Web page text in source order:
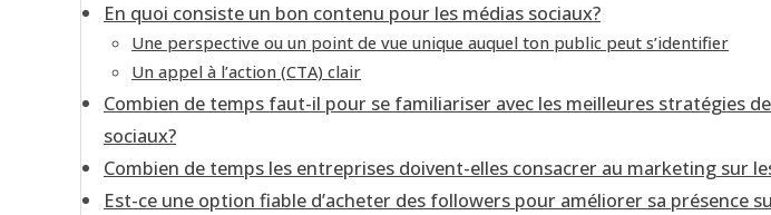
En quoi consiste un bon contenu pour les médias sociaux?
Une perspective ou un point de vue unique auquel ton public peut s’identifier
Un appel à l’action (CTA) clair
Combien de temps faut-il pour se familiariser avec les meilleures stratégies
sociaux?
Combien de temps les entreprises doivent-elles consacrer au marketing sur
Est-ce une option fiable d’acheter des followers pour améliorer sa présence